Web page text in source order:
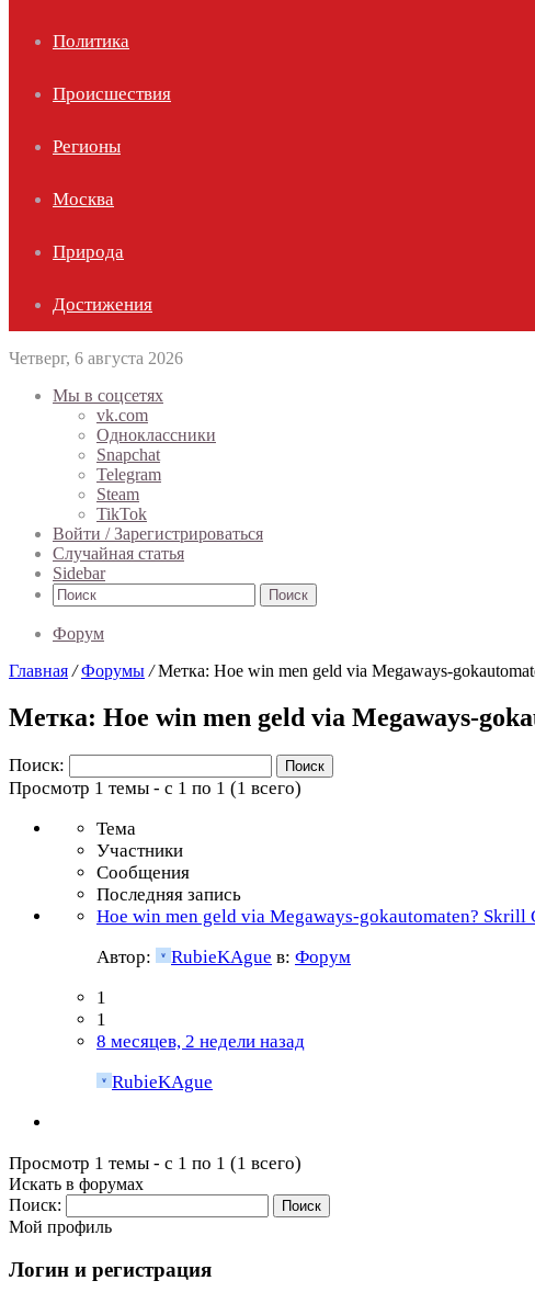
Политика
Происшествия
Регионы
Москва
Природа
Достижения
Четверг, 6 августа 2026
Мы в соцсетях
vk.com
Одноклассники
Snapchat
Telegram
Steam
TikTok
Войти / Зарегистрироваться
Случайная статья
Sidebar
Поиск
Форум
Главная / Форумы / Метка: Hoe win men geld via Megaways-
Метка: Hoe win men geld via Megaways-
Поиск:
Просмотр 1 темы - с 1 по 1 (1 всего)
Тема
Участники
Сообщения
Последняя запись
Hoe win men geld via Megaways-gokautomaten? Skrill
Автор:
RubieKAgue в: Форум
1
1
8 месяцев, 2 недели назад
RubieKAgue
Просмотр 1 темы - с 1 по 1 (1 всего)
Искать в форумах
Поиск:
Мой профиль
Логин и регистрация